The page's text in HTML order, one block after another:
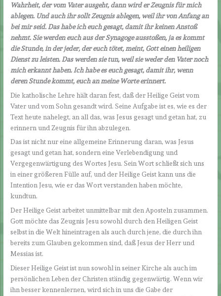
Wahrheit, der vom Vater ausgeht, dann wird er Zeugnis für mich
ablegen. Und auch ihr sollt Zeugnis ablegen, weil ihr von Anfang an
bei mir seid. Das habe ich euch gesagt, damit ihr keinen Anstoß
nehmt. Sie werden euch aus der Synagoge ausstoßen, ja es kommt
die Stunde, in der jeder, der euch tötet, meint, Gott einen heiligen
Dienst zu leisten. Das werden sie tun, weil sie weder den Vater noch
mich erkannt haben. Ich habe es euch gesagt, damit ihr, wenn
deren Stunde kommt, euch an meine Worte erinnert.
Die katholische Lehre hält daran fest, daß der Heilige Geist vom
Vater und vom Sohn gesandt wird. Seine Aufgabe ist es, wie es der
Text heute nahelegt, an all das, was Jesus gesagt und getan hat, zu
erinnern und Zeugnis für ihn abzulegen.
Das ist nicht nur eine allgemeine Erinnerung daran, was Jesus
gesagt und getan hat, sondern eine Verlebendigung und
Vergegenwärtigung des Wortes Jesu. Sein Wort schließt sich uns
in einer größeren Fülle auf, und der Heilige Geist kann uns die
Intention Jesu, wie er das Wort verstanden haben möchte,
kundtun.
Der Heilige Geist arbeitet unmittelbar mit den Aposteln zusammen.
Gott möchte das Zeugnis Jesu sowohl durch den Heiligen Geist
selbst in die Welt hineintragen als auch durch jene, die durch ihn
bereits zum Glauben gekommen sind, daß Jesus der Herr und
Messias ist.
Dieser Heilige Geist ist nun sowohl in seiner Kirche als auch im
persönlichen Leben der Christen ständig gegenwärtig. Wenn wir
ihn besser kennenlernen, wird sich in uns die Gabe der